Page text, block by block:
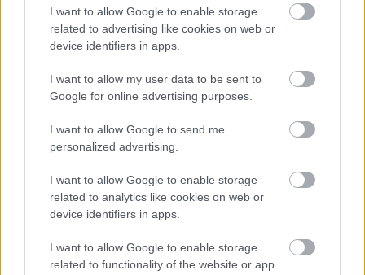
I want to allow Google to enable storage
related to advertising like cookies on web or
device identifiers in apps.
I want to allow my user data to be sent to
Google for online advertising purposes.
I want to allow Google to send me
personalized advertising.
I want to allow Google to enable storage
related to analytics like cookies on web or
device identifiers in apps.
I want to allow Google to enable storage
related to functionality of the website or app.
Erőteljes, játékos, nagyon ajánlott fine
Szólj hozzá!
A hozzászóláshoz be kell lépned!